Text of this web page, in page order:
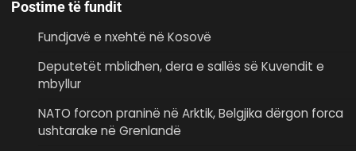
Postime të fundit
Fundjavë e nxehtë në Kosovë
Deputetët mblidhen, dera e sallës së Kuvendit e
mbyllur
NATO forcon praninë në Arktik, Belgjika dërgon forca
ushtarake në Grenlandë